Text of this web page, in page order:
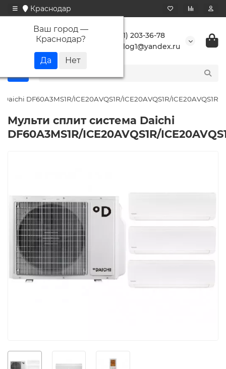
Краснодар
Ваш город —
Краснодар?
+7 (861) 203-36-78
buranlog1@yandex.ru
DF60A3MS1R/ICE20AVQS1R/ICE20AVQS1R/ICE20AVQS1R
Мульти сплит система Daichi
DF60A3MS1R/ICE20AVQS1R/